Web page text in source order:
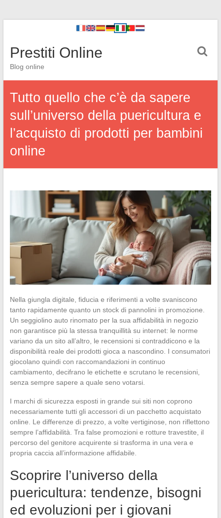
Prestiti Online
Blog online
Tutto quello che c’è da sapere
sull’universo della puericultura e
l’acquisto di prodotti per bambini
online
Nella giungla digitale, fiducia e riferimenti a volte svaniscono
tanto rapidamente quanto un stock di pannolini in promozione.
Un seggiolino auto rinomato per la sua affidabilità in negozio
non garantisce più la stessa tranquillità su internet: le norme
variano da un sito all’altro, le recensioni si contraddicono e la
disponibilità reale dei prodotti gioca a nascondino. I consumatori
giocolano quindi con raccomandazioni in continuo
cambiamento, decifrano le etichette e scrutano le recensioni,
senza sempre sapere a quale seno votarsi.
I marchi di sicurezza esposti in grande sui siti non coprono
necessariamente tutti gli accessori di un pacchetto acquistato
online. Le differenze di prezzo, a volte vertiginose, non riflettono
sempre l’affidabilità. Tra false promozioni e rotture travestite, il
percorso del genitore acquirente si trasforma in una vera e
propria caccia all’informazione affidabile.
Scoprire l’universo della
puericultura: tendenze, bisogni
ed evoluzioni per i giovani